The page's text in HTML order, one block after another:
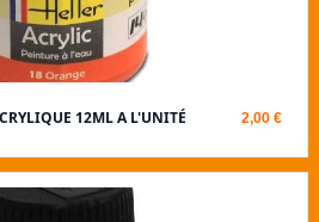
12ML A L'UNITÉ 2,00 €